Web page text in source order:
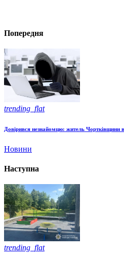
Попередня
trending_flat
Довірився незнайомцю: житель Чортківщини
Новини
Наступна
trending_flat